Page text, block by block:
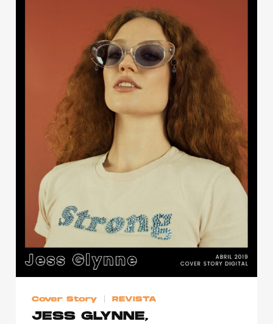
Cover Story REVISTA
JESS GLYNNE,